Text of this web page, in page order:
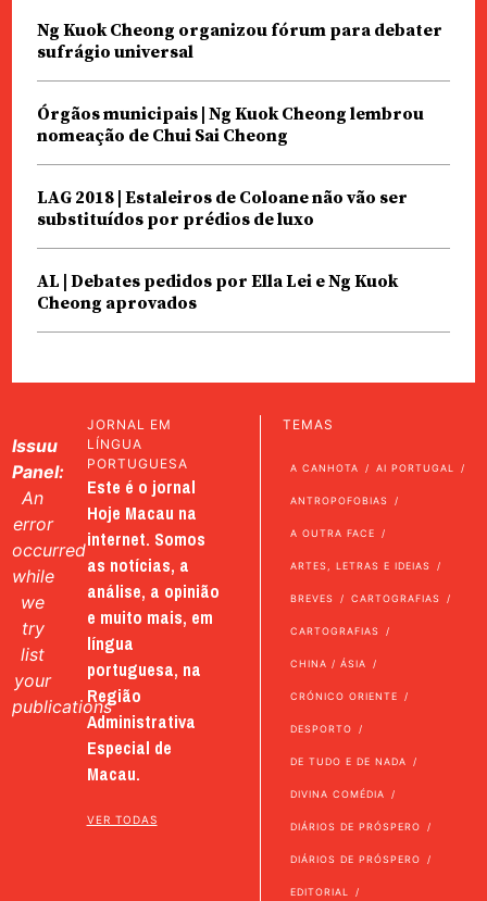
Ng Kuok Cheong organizou fórum para debater
sufrágio universal
Órgãos municipais | Ng Kuok Cheong lembrou
nomeação de Chui Sai Cheong
LAG 2018 | Estaleiros de Coloane não vão ser
substituídos por prédios de luxo
AL | Debates pedidos por Ella Lei e Ng Kuok
Cheong aprovados
Issuu
Panel:
An
error
occurred
while
we
try
list
your
publications
JORNAL EM
LÍNGUA
PORTUGUESA
Este é o jornal
Hoje Macau na
internet. Somos
as notícias, a
análise, a opinião
e muito mais, em
língua
portuguesa, na
Região
Administrativa
Especial de
Macau.
VER TODAS
TEMAS
A CANHOTA AI PORTUGAL
ANTROPOFOBIAS
A OUTRA FACE
ARTES, LETRAS E IDEIAS
BREVES CARTOGRAFIAS
CARTOGRAFIAS
CHINA / ÁSIA
CRÓNICO ORIENTE
DESPORTO
DE TUDO E DE NADA
DIVINA COMÉDIA
DIÁRIOS DE PRÓSPERO
DIÁRIOS DE PRÓSPERO
EDITORIAL